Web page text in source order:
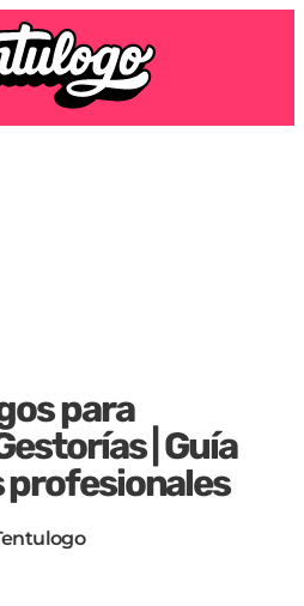
para
| Guía
profesionales